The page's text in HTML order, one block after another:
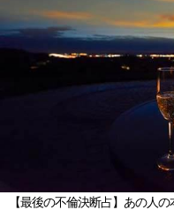
【最後の不倫決断占】あの人